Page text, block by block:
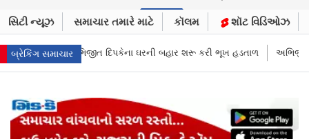
સિટી ન્યૂઝ સમાચાર તમારે માટે કૉલમ શૉટ વિડિઓઝ
બ્રેકિંગ સમાચાર
ઘરની બહાર શરૂ કરી ભૂખ હડતાળ અભિજીત દિપકેએ CJPની નવી નીતિ